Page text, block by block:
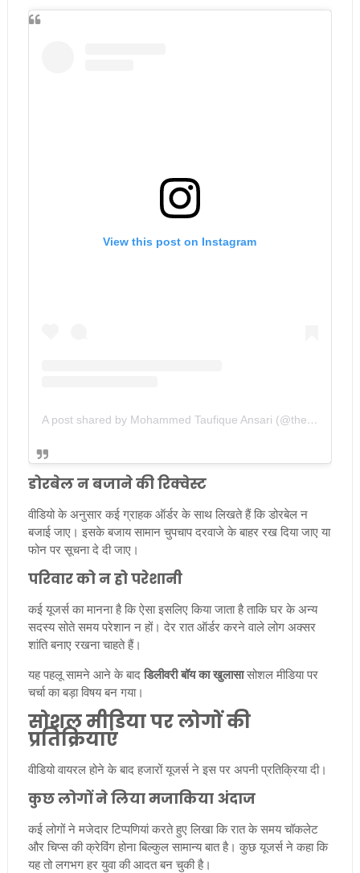
View this post on Instagram
A post shared by Mohammed Taufique Ansari (@the_deliveryboy81)
डोरबेल न बजाने की रिक्वेस्ट
वीडियो के अनुसार कई ग्राहक ऑर्डर के साथ लिखते हैं कि डोरबेल न
बजाई जाए। इसके बजाय सामान चुपचाप दरवाजे के बाहर रख दिया जाए या
फोन पर सूचना दे दी जाए।
परिवार को न हो परेशानी
कई यूजर्स का मानना है कि ऐसा इसलिए किया जाता है ताकि घर के अन्य
सदस्य सोते समय परेशान न हों। देर रात ऑर्डर करने वाले लोग अक्सर
शांति बनाए रखना चाहते हैं।
यह पहलू सामने आने के बाद डिलीवरी बॉय का खुलासासोशल मीडिया पर
चर्चा का बड़ा विषय बन गया।
सोशल मीडिया पर लोगों की
प्रतिक्रियाएं
वीडियो वायरल होने के बाद हजारों यूजर्स ने इस पर अपनी प्रतिक्रिया दी।
कुछ लोगों ने लिया मजाकिया अंदाज
कई लोगों ने मजेदार टिप्पणियां करते हुए लिखा कि रात के समय चॉकलेट
और चिप्स की क्रेविंग होना बिल्कुल सामान्य बात है। कुछ यूजर्स ने कहा कि
यह तो लगभग हर युवा की आदत बन चुकी है।